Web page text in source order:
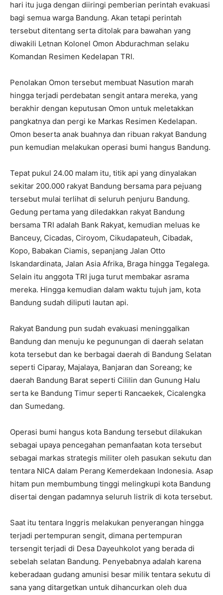
hari itu juga dengan diiringi pemberian perintah evakuasi
bagi semua warga Bandung. Akan tetapi perintah
tersebut ditentang serta ditolak para bawahan yang
diwakili Letnan Kolonel Omon Abdurachman selaku
Komandan Resimen Kedelapan TRI.
Penolakan Omon tersebut membuat Nasution marah
hingga terjadi perdebatan sengit antara mereka, yang
berakhir dengan keputusan Omon untuk meletakkan
pangkatnya dan pergi ke Markas Resimen Kedelapan.
Omon beserta anak buahnya dan ribuan rakyat Bandung
pun kemudian melakukan operasi bumi hangus Bandung.
Tepat pukul 24.00 malam itu, titik api yang dinyalakan
sekitar 200.000 rakyat Bandung bersama para pejuang
tersebut mulai terlihat di seluruh penjuru Bandung.
Gedung pertama yang diledakkan rakyat Bandung
bersama TRI adalah Bank Rakyat, kemudian meluas ke
Banceuy, Cicadas, Ciroyom, Cikudapateuh, Cibadak,
Kopo, Babakan Ciamis, sepanjang Jalan Otto
Iskandardinata, Jalan Asia Afrika, Braga hingga Tegalega.
Selain itu anggota TRI juga turut membakar asrama
mereka. Hingga kemudian dalam waktu tujuh jam, kota
Bandung sudah diliputi lautan api.
Rakyat Bandung pun sudah evakuasi meninggalkan
Bandung dan menuju ke pegunungan di daerah selatan
kota tersebut dan ke berbagai daerah di Bandung Selatan
seperti Ciparay, Majalaya, Banjaran dan Soreang; ke
daerah Bandung Barat seperti Cililin dan Gunung Halu
serta ke Bandung Timur seperti Rancaekek, Cicalengka
dan Sumedang.
Operasi bumi hangus kota Bandung tersebut dilakukan
sebagai upaya pencegahan pemanfaatan kota tersebut
sebagai markas strategis militer oleh pasukan sekutu dan
tentara NICA dalam Perang Kemerdekaan Indonesia. Asap
hitam pun membumbung tinggi melingkupi kota Bandung
disertai dengan padamnya seluruh listrik di kota tersebut.
Saat itu tentara Inggris melakukan penyerangan hingga
terjadi pertempuran sengit, dimana pertempuran
tersengit terjadi di Desa Dayeuhkolot yang berada di
sebelah selatan Bandung. Penyebabnya adalah karena
keberadaan gudang amunisi besar milik tentara sekutu di
sana yang ditargetkan untuk dihancurkan oleh dua